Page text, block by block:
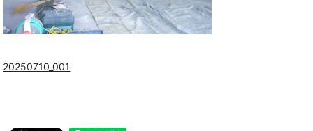
20250710_001